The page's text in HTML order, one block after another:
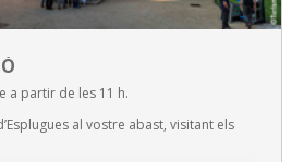
a partir de les 11 h.
al vostre abast, visitant els